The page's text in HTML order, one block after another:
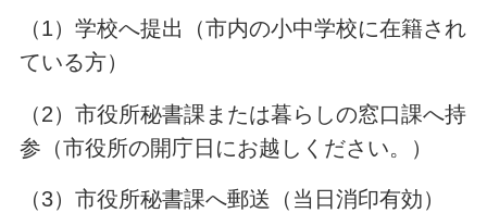
（1）学校へ提出（市内の小中学校に在籍され
ている方）
（2）市役所秘書課または暮らしの窓口課へ持
参（市役所の開庁日にお越しください。）
（3）市役所秘書課へ郵送（当日消印有効）